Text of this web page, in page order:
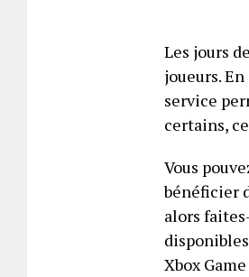
Les jours
joueurs.
service
certains,
Vous
bénéficier
alors
Xbox